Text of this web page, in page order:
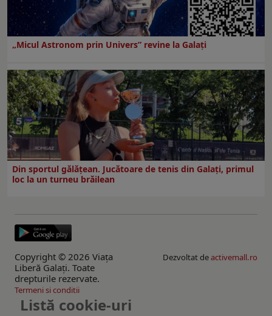
„Micul Astronom prin Univers” revine la Galați
Din sportul gălățean. Jucătoare de tenis din Galați, primul
loc la un turneu brăilean
Copyright © 2026 Viaţa
Liberă Galaţi. Toate
drepturile rezervate.
Dezvoltat deactivemall.ro
Termeni si conditii
Listă cookie-uri